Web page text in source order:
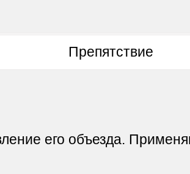
Препятствие
его объезда.